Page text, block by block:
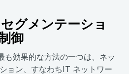
グメンテーショ
御
も効果的な方法の一つは、ネッ
ョン、すなわちIT ネットワー